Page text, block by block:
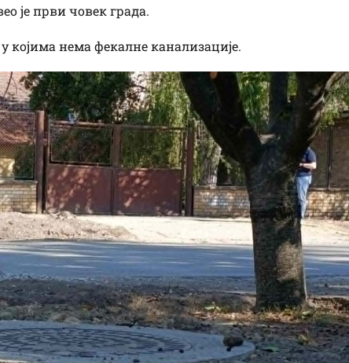
је први човек града.
којима нема фекалне канализације.